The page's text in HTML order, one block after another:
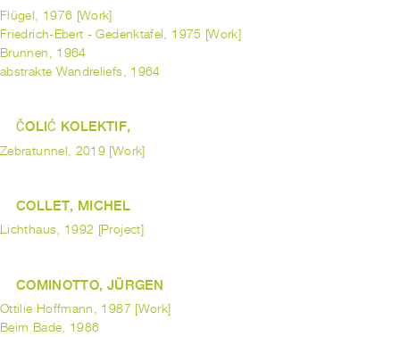
Flügel, 1976 [Work]
Friedrich-Ebert - Gedenktafel, 1975 [Work]
Brunnen, 1964
abstrakte Wandreliefs, 1964
ČOLIĆ KOLEKTIF,
Zebratunnel, 2019 [Work]
COLLET, MICHEL
Lichthaus, 1992 [Project]
COMINOTTO, JÜRGEN
Ottilie Hoffmann, 1987 [Work]
Beim Bade, 1986